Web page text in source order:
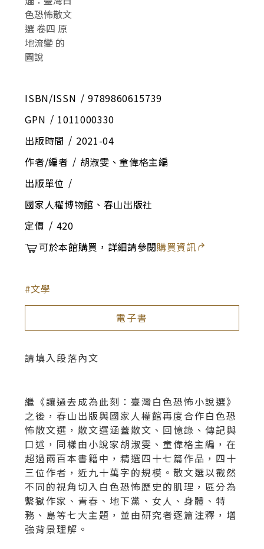
ISBN/ISSN
9789860615739
GPN
1011000330
出版時間
2021-04
作者/編者
胡淑雯、童偉格主編
出版單位
國家人權博物館、春山出版社
定價
420
可於本館購買，詳細請參閱購買資訊
文學
電子書
請填入段落內文
繼《讓過去成為此刻：臺灣白色恐怖小說選》
之後，春山出版與國家人權館再度合作白色恐
怖散文選，散文選涵蓋散文、回憶錄、傳記與
口述，同樣由小說家胡淑雯、童偉格主編，在
超過兩百本書籍中，精選四十七篇作品，四十
三位作者，近九十萬字的規模。散文選以截然
不同的視角切入白色恐怖歷史的肌理，區分為
繫獄作家、青春、地下黨、女人、身體、特
務、島等七大主題，並由研究者逐篇注釋，增
強背景理解。